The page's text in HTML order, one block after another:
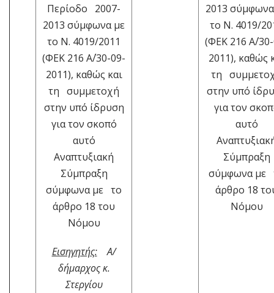
Περίοδο 2007-
2013 σύμφωνα με
το Ν. 4019/2011
(ΦΕΚ 216 Α΄/30-09-
2011), καθώς και
τη συμμετοχή
στην υπό ίδρυση
για τον σκοπό
αυτό
Αναπτυξιακή
Σύμπραξη
σύμφωνα με το
άρθρο 18 του
Νόμου
Εισηγητής:
Α/
δήμαρχος κ.
Στεργίου
2013
το Ν. 4019/
(ΦΕΚ 216 Α΄/
2011), καθώς
τη
στην υπό
για τον
αυτό
Σύμπραξη
σύμφωνα με
άρθρο 18
Νόμου